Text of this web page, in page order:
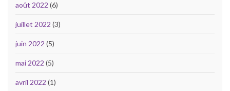
août 2022 (6)
juillet 2022 (3)
juin 2022 (5)
mai 2022 (5)
avril 2022 (1)